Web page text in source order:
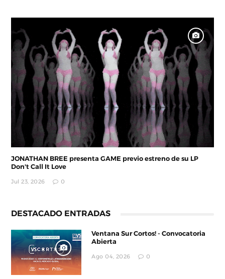
JONATHAN BREE presenta GAME previo estreno de su LP
Don't Call It Love
Jul 23, 2026 0
DESTACADO ENTRADAS
Ventana Sur Cortos! - Convocatoria
Abierta
Ago 04, 2026 0